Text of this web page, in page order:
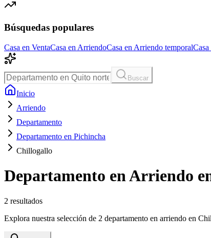
Búsquedas populares
Casa en VentaCasa en ArriendoCasa en Arriendo temporalCasa
Buscar
Inicio
Arriendo
Departamento
Departamento en Pichincha
Chillogallo
Departamento en Arriendo
2 resultados
Explora nuestra selección de 2 departamento en arriendo en